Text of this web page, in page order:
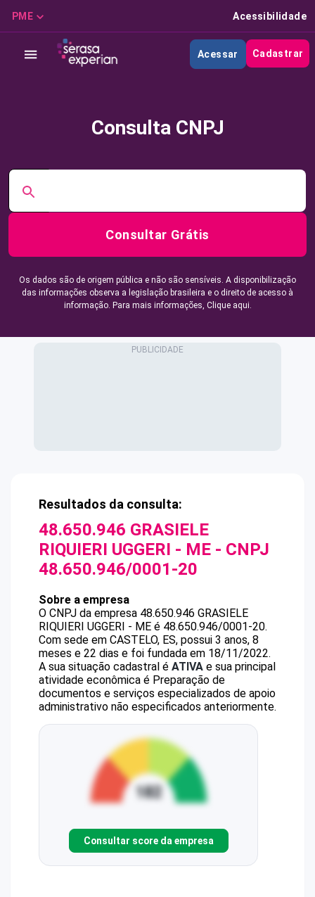
PME Acessibilidade
Acessar Cadastrar
Consulta CNPJ
Consultar Grátis
Os dados são de origem pública e não são sensíveis. A disponibilização
das informações observa a legislação brasileira e o direito de acesso à
informação. Para mais informações, Clique aqui.
Resultados da consulta:
48.650.946 GRASIELE
RIQUIERI UGGERI - ME - CNPJ
48.650.946/0001-20
Sobre a empresa
O CNPJ da empresa 48.650.946 GRASIELE
RIQUIERI UGGERI - ME é 48.650.946/0001-20.
Com sede em CASTELO, ES, possui 3 anos, 8
meses e 22 dias e foi fundada em 18/11/2022.
A sua situação cadastral é ATIVA e sua principal
atividade econômica é Preparação de
documentos e serviços especializados de apoio
administrativo não especificados anteriormente.
Consultar score da empresa